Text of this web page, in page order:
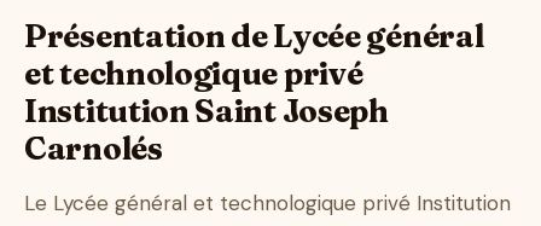
Présentation de Lycée général
et technologique privé
Institution Saint Joseph
Carnolés
Le Lycée général et technologique privé Institution